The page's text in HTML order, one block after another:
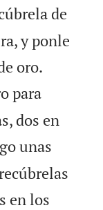
de
y ponle
oro.
para
dos en
unas
en los